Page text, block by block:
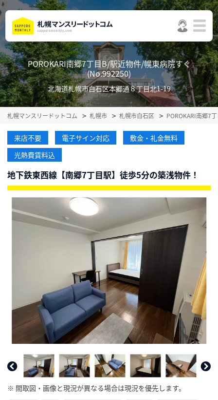
POROKARI南郷7丁目B/駅近物件/幌東病院すぐ
(No.992250)
北海道札幌市白石区本郷通８丁目北1-19
札幌マンスリードットコム 札幌市 札幌市白石区 POROKARI南郷7
来店不要 電子サイン対応
敷金・礼金無料
光熱費賃料込
地下鉄東西線【南郷7丁目駅】徒歩5分の築浅物件！
※ 間取図・画像と現況が異なる場合は現況を優先します。